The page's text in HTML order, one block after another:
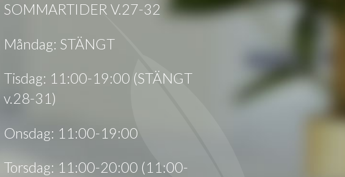
SOMMARTIDER V.27-32
Måndag: STÄNGT
Tisdag: 11:00-19:00 (STÄNGT
v.28-31)
Onsdag: 11:00-19:00
Torsdag: 11:00-20:00 (11:00-